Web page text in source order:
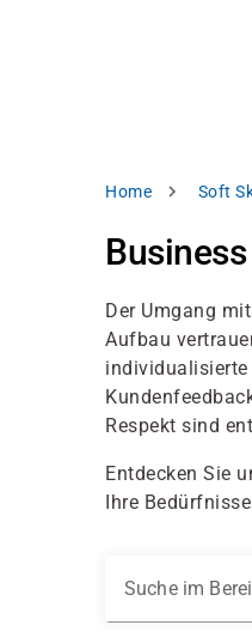
Pfadnavigation
Home Soft
Der Umgang
Aufbau
individualisierte
Respekt sind
Entdecken Sie
Ihre
Suche im
Datenschutzhinweis